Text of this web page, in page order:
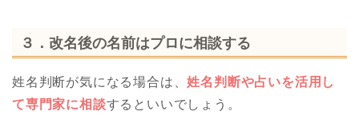
３．改名後の名前はプロに相談する
姓名判断が気になる場合は、姓名判断や占いを活用し
て専門家に相談するといいでしょう。